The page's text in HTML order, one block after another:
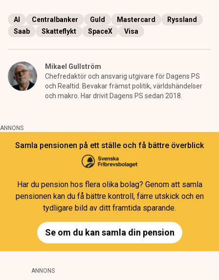
AI Centralbanker Guld Mastercard
Ryssland
Saab
Skatteflykt SpaceX Visa
Mikael Gullström
Chefredaktör och ansvarig utgivare för Dagens PS
och Realtid. Bevakar främst politik, världshändelser
och makro. Har drivit Dagens PS sedan 2018.
ANNONS
Samla pensionen på ett ställe och få bättre överblick
Har du pension hos flera olika bolag? Genom att samla
pensionen kan du få bättre kontroll, färre utskick och en
tydligare bild av ditt framtida sparande.
Se om du kan samla din pension
ANNONS